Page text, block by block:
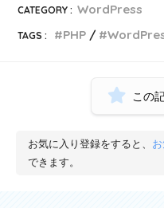
CATEGORY : WordPress
TAGS : PHP
この
お気に入り登録をすると、
できます。